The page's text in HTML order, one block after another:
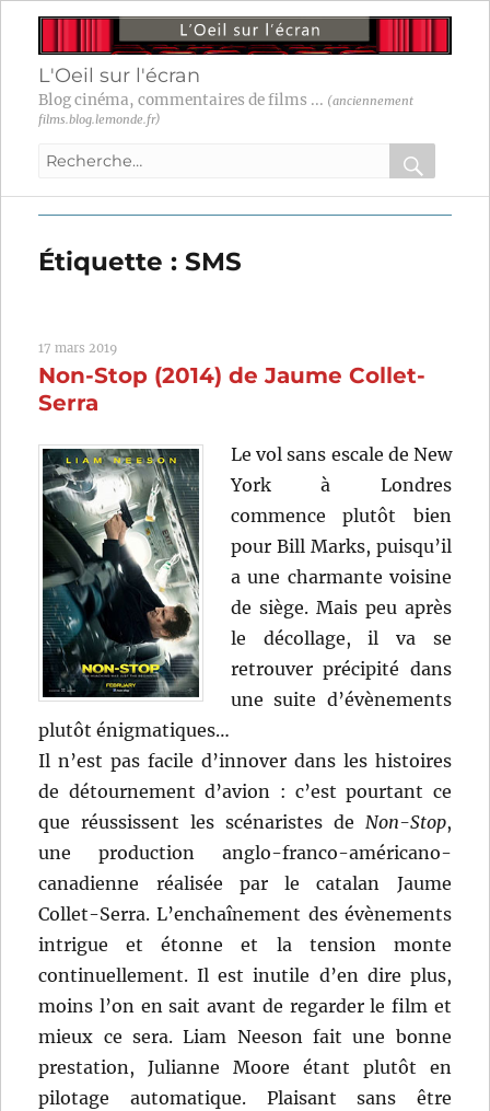
L'Oeil sur l'écran
Blog cinéma, commentaires de films ... (anciennement
films.blog.lemonde.fr)
Recherche
:
OK
Étiquette :SMS
17 mars 2019
Non-Stop (2014) de Jaume Collet-
Serra
Le vol sans escale de New
York à Londres
commence plutôt bien
pour Bill Marks, puisqu’il
a une charmante voisine
de siège. Mais peu après
le décollage, il va se
retrouver précipité dans
une suite d’évènements
plutôt énigmatiques…
Il n’est pas facile d’innover dans les histoires
de détournement d’avion : c’est pourtant ce
que réussissent les scénaristes de Non-Stop,
une production anglo-franco-américano-
canadienne réalisée par le catalan Jaume
Collet-Serra. L’enchaînement des évènements
intrigue et étonne et la tension monte
continuellement. Il est inutile d’en dire plus,
moins l’on en sait avant de regarder le film et
mieux ce sera. Liam Neeson fait une bonne
prestation, Julianne Moore étant plutôt en
pilotage automatique. Plaisant sans être